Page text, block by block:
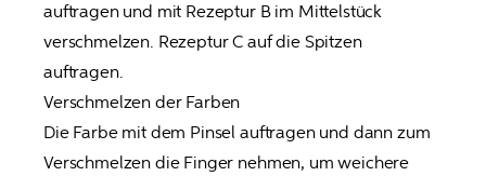
auftragen und mit Rezeptur B im Mittelstück
verschmelzen. Rezeptur C auf die Spitzen
auftragen.
Verschmelzen der Farben
Die Farbe mit dem Pinsel auftragen und dann zum
Verschmelzen die Finger nehmen, um weichere